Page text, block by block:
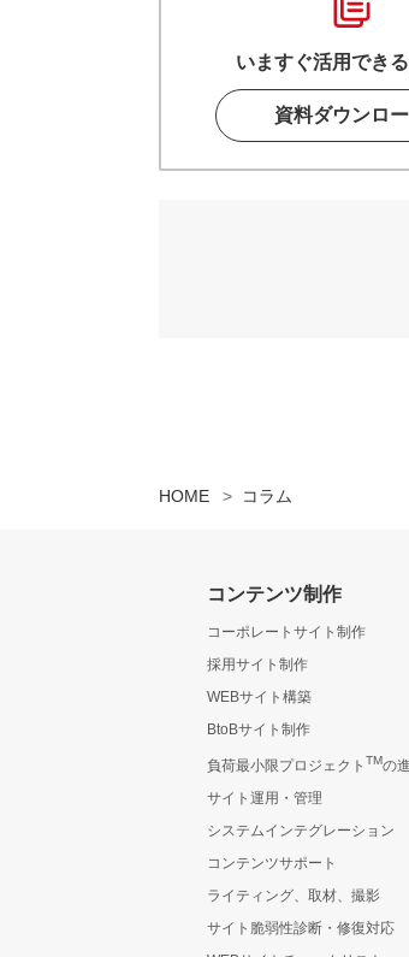
いますぐ活用でき
資料ダウンロ
HOME コラム
コンテンツ制作
コーポレートサイト制作
採用サイト制作
WEBサイト構築
BtoBサイト制作
負荷最小限プロジェクト TMの
サイト運用・管理
システムインテグレーション
コンテンツサポート
ライティング、取材、撮影
サイト脆弱性診断・修復対応